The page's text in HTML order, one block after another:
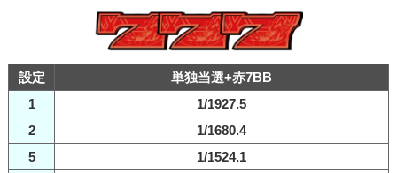
設定
単独当選+赤7BB
1
1/1927.5
2
1/1680.4
5
1/1524.1